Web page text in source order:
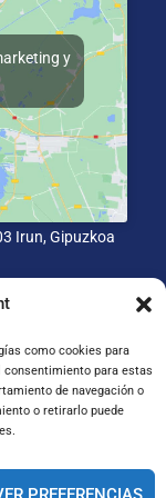
como cookies para
para estas
de navegación o
o retirarlo puede
y
Irun, Gipuzkoa